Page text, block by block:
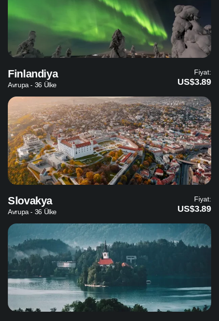
Finlandiya
Avrupa - 36 Ülke
Fiyat:
US$3.89
Slovakya
Avrupa - 36 Ülke
Fiyat:
US$3.89